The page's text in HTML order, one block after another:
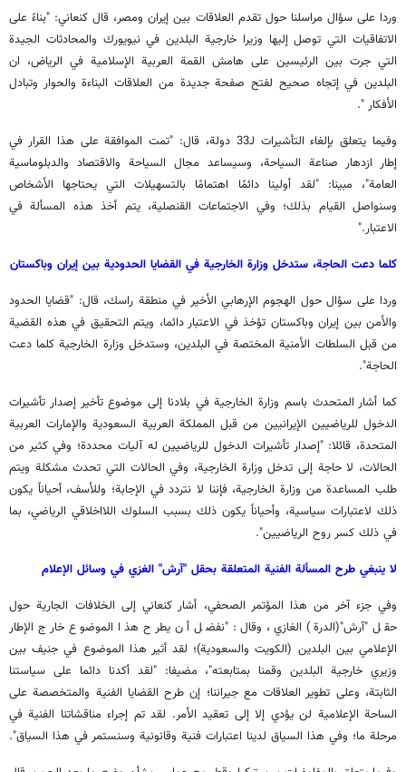
وردا على سؤال مراسلنا حول تقدم العلاقات بين إيران ومصر، قال كنعاني: "بناءً على
الاتفاقيات التي توصل إليها وزيرا خارجية البلدين في نيويورك والمحادثات الجيدة
التي جرت بين الرئيسين على هامش القمة العربية الإسلامية في الرياض، ان
البلدين في إتجاه صحيح لفتح صفحة جديدة من العلاقات البناءة والحوار وتبادل
الأفكار ".
وفيما يتعلق بإلغاء التأشيرات لـ33 دولة، قال: "تمت الموافقة على هذا القرار في
إطار ازدهار صناعة السياحة، وسيساعد مجال السياحة والاقتصاد والدبلوماسية
العامة"، مبينا: "لقد أولينا دائمًا اهتمامًا بالتسهيلات التي يحتاجها الأشخاص
وسنواصل القيام بذلك؛ وفي الاجتماعات القنصلية، يتم أخذ هذه المسألة في
الاعتبار."
كلما دعت الحاجة، ستدخل وزارة الخارجية في القضايا الحدودية بين إيران وباكستان
وردا على سؤال حول الهجوم الإرهابي الأخير في منطقة راسك، قال: "قضايا الحدود
والأمن بين إيران وباكستان تؤخذ في الاعتبار دائما، ويتم التحقيق في هذه القضية
من قبل السلطات الأمنية المختصة في البلدين، وستدخل وزارة الخارجية كلما دعت
الحاجة".
كما أشار المتحدث باسم وزارة الخارجية في بلادنا إلى موضوع تأخير إصدار تأشيرات
الدخول للرياضيين الإيرانيين من قبل المملكة العربية السعودية والإمارات العربية
المتحدة، قائلا: "إصدار تأشيرات الدخول للرياضيين له آليات محددة؛ وفي كثير من
الحالات، لا حاجة إلى تدخل وزارة الخارجية، وفي الحالات التي تحدث مشكلة ويتم
طلب المساعدة من وزارة الخارجية، فإننا لا نتردد في الإجابة؛ وللأسف، أحياناً يكون
ذلك لاعتبارات سياسية، وأحياناً يكون ذلك بسبب السلوك اللااخلاقي الرياضي، بما
في ذلك كسر روح الرياضيين".
لا ينبغي طرح المسألة الفنية المتعلقة بحقل "آرش" الغزي في وسائل الإعلام
وفي جزء آخر من هذا المؤتمر الصحفي، أشار كنعاني إلى الخلافات الجارية حول
حقل "آرش"(الدرة) الغازي، وقال: "نفضل أن يطرح هذا الموضوع خارج الإطار
الإعلامي بين البلدين (الكويت والسعودية)؛ لقد أثير هذا الموضوع في جنيف بين
وزيري خارجية البلدين وقمنا بمتابعته"، مضيفا: "لقد أكدنا دائما على سياستنا
الثابتة، وعلى تطوير العلاقات مع جيراننا؛ إن طرح القضايا الفنية والمتخصصة على
الساحة الإعلامية لن يؤدي إلا إلى تعقيد الأمر. لقد تم إجراء مناقشاتنا الفنية في
مرحلة ما؛ وفي هذا السياق لدينا اعتبارات فنية وقانونية وسنستمر في هذا السياق".